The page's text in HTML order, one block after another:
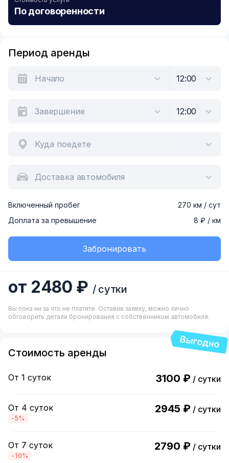
По договоренности
Период аренды
Куда поедете
Доставка автомобиля
Включенный пробег
270 км / сут
Доплата за превышение
8 ₽ / км
Забронировать
от 2480 ₽ / сутки
Вы пока ни за что не платите. Оставив заявку, можно лично
обговорить детали бронирования с собственником автомобиля.
Стоимость аренды
От 1 суток 3100 ₽ / сутки
От 4 суток
-5%
2945 ₽ / сутки
От 7 суток
-10%
2790 ₽ / сутки